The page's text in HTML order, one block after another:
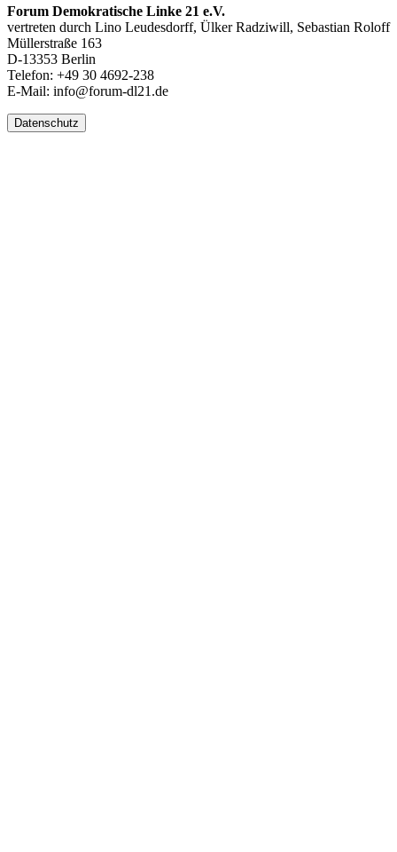
Forum Demokratische Linke 21 e.V.
vertreten durch Lino Leudesdorff, Ülker Radziwill, Sebastian Roloff
Müllerstraße 163
D-13353 Berlin
Telefon: +49 30 4692-238
E-Mail: info@forum-dl21.de
Datenschutz